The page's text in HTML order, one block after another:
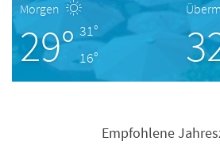
Morgen
29° 31°
16°
Empfohlene